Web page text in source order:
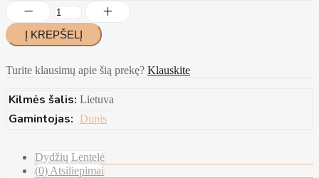
Turite klausimų apie šią prekę? Klauskite
Kilmės šalis: Lietuva
Gamintojas: Dupis
Dydžių Lentelė
(0) Atsiliepimai